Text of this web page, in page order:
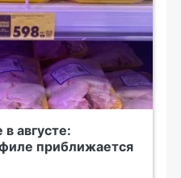
августе:
приближается